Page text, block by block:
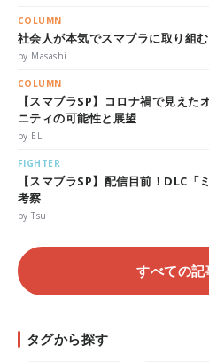
COLUMN
社会人が本気でスマブラに取り組
by Masashi
COLUMN
【スマブラSP】コロナ禍で見え
ニティの可能性と展望
by EL
FIGHTER
【スマブラSP】配信目前！DLC
考察
by Tsu
すべての記
タグから探す